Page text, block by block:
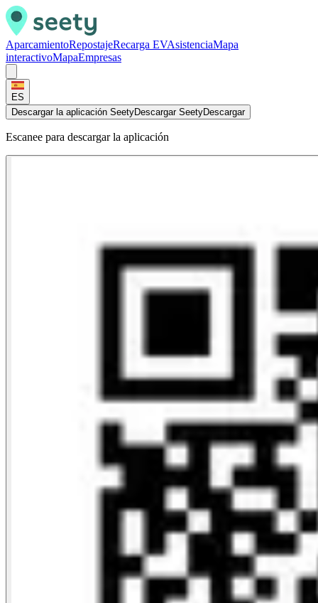
AparcamientoRepostajeRecarga EVAsistenciaMapa
interactivoMapaEmpresas
ES
Descargar la aplicación SeetyDescargar SeetyDescargar
Escanee para descargar la aplicación